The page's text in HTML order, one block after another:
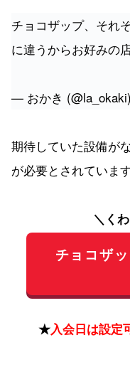
チョコザップ、それ
に違うからお好みの
— おかき (@la_okaki)
期待していた設備が
が必要とされています
＼く
チョコザ
★入会日は設定